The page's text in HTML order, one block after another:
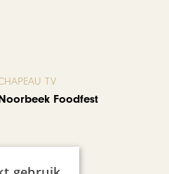
TV
Foodfest